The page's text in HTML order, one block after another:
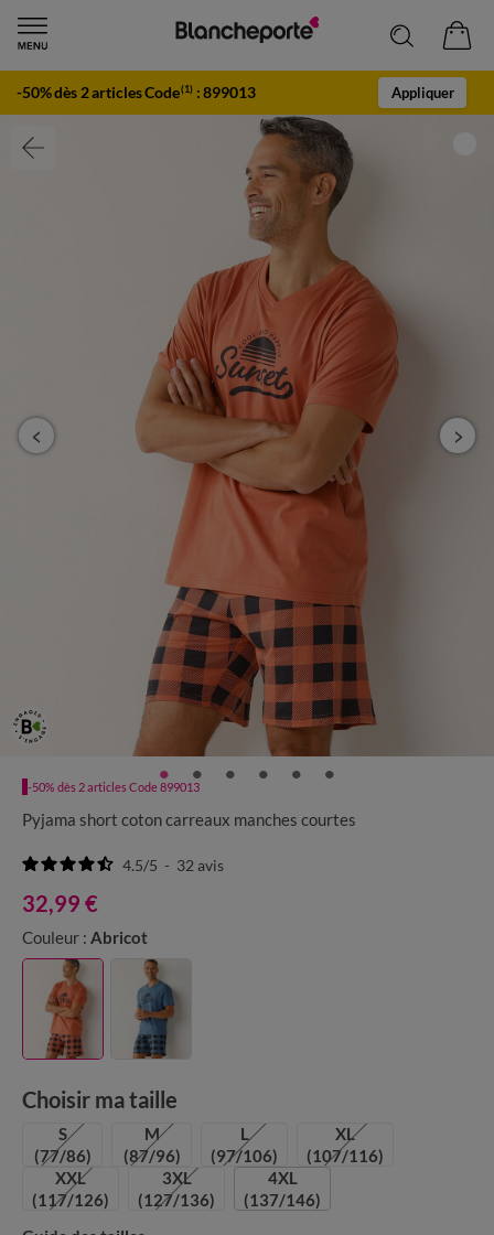
-50% dès 2 articles Code(1) :899013 Appliquer
-50% dès 2 articles Code 899013
Pyjama short coton carreaux manches courtes
4.5/5 - 32 avis
32,99 €
Couleur : Abricot
Choisir ma taille
S
(77/86)
M
(87/96)
L
(97/106)
XL
(107/116)
XXL
(117/126)
3XL
(127/136)
4XL
(137/146)